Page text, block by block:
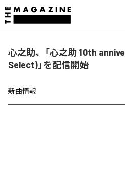
心之助、「心之助 10th
Select)」を配信開始
新曲情報